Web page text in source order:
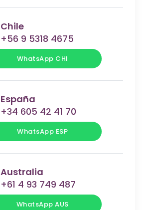
Chile
+56 9 5318 4675
WhatsApp CHI
España
+34 605 42 41 70
WhatsApp ESP
Australia
+61 4 93 749 487
WhatsApp AUS